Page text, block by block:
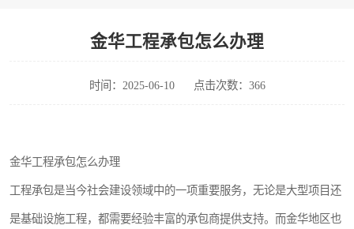
金华工程承包怎么办理
时间：2025-06-10 点击次数：366
金华工程承包怎么办理
工程承包是当今社会建设领域中的一项重要服务，无论是大型项目还
是基础设施工程，都需要经验丰富的承包商提供支持。而金华地区也